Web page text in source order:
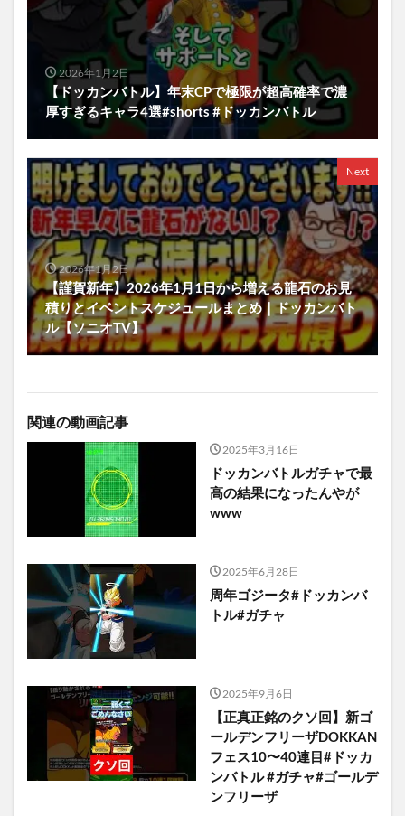
2026年1月2日
【ドッカンバトル】年末CPで極限が超高確率で濃
厚すぎるキャラ4選#shorts #ドッカンバトル
Next
2026年1月2日
【謹賀新年】2026年1月1日から増える龍石のお見
積りとイベントスケジュールまとめ｜ドッカンバト
ル【ソニオTV】
関連の動画記事
2025年3月16日
ドッカンバトルガチャで最
高の結果になったんやが
www
2025年6月28日
周年ゴジータ#ドッカンバ
トル#ガチャ
2025年9月6日
【正真正銘のクソ回】新ゴ
ールデンフリーザDOKKAN
フェス10〜40連目#ドッカ
ンバトル #ガチャ#ゴールデ
ンフリーザ